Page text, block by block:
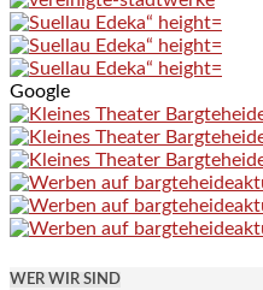
Google
WER WIR SIND